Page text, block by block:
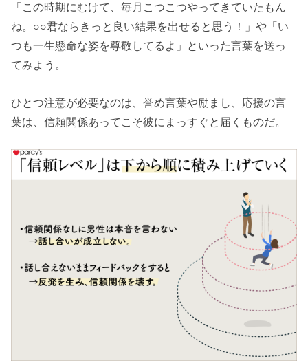
「この時期にむけて、毎月こつこつやってきていたもん
ね。○○君ならきっと良い結果を出せると思う！」や「い
つも一生懸命な姿を尊敬してるよ」といった言葉を送っ
てみよう。
ひとつ注意が必要なのは、誉め言葉や励まし、応援の言
葉は、信頼関係あってこそ彼にまっすぐと届くものだ。